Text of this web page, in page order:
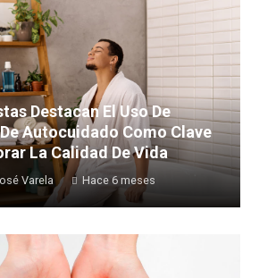
Destacan El Uso De
Autocuidado Como Clave
La Calidad De Vida
Varela Hace 6 meses